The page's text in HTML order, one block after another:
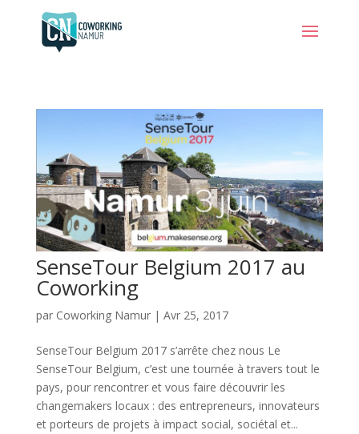
SenseTour Belgium 2017 au
Coworking
par Coworking Namur| Avr 25, 2017
SenseTour Belgium 2017 s’arrête chez nous Le
SenseTour Belgium, c’est une tournée à travers tout le
pays, pour rencontrer et vous faire découvrir les
changemakers locaux : des entrepreneurs, innovateurs
et porteurs de projets à impact social, sociétal et...